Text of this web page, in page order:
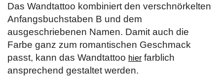
Das Wandtattoo kombiniert den verschnörkelten
Anfangsbuchstaben B und dem
ausgeschriebenen Namen. Damit auch die
Farbe ganz zum romantischen Geschmack
passt, kann das Wandtattoo hier farblich
ansprechend gestaltet werden.